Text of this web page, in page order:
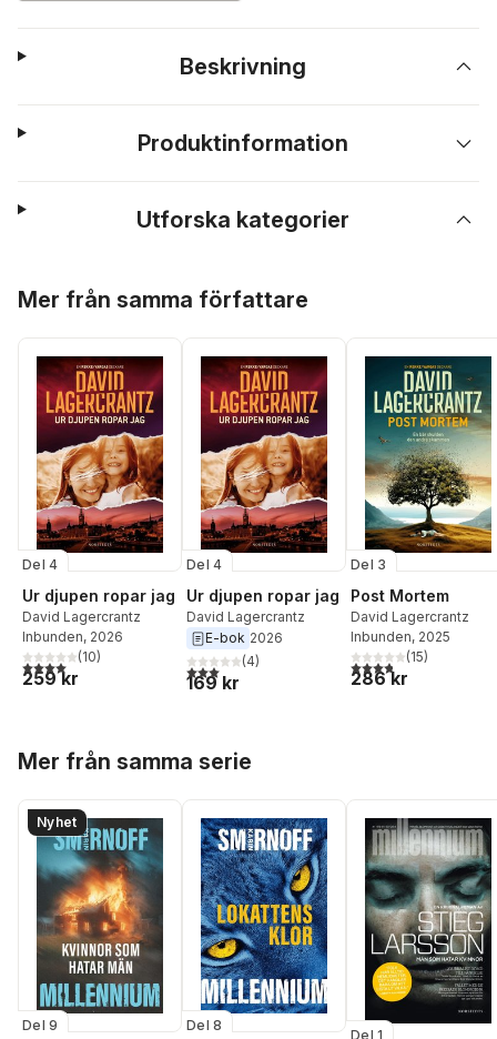
Beskrivning
Produktinformation
Utforska kategorier
Mer från samma författare
Del 4
Ur djupen ropar jag
David Lagercrantz
Inbunden, 2026
4,0utav 5 stjärnor. Totalt antal röster:
(10)
259 kr
Del 4
Ur djupen ropar jag
David Lagercrantz
E-bok 2026
3,0utav 5 stjärnor. Totalt antal röster:
(4)
169 kr
Del 3
Post Mortem
David Lagercrantz
Inbunden, 2025
3,8utav 5 stjärnor.
(15)
286 kr
Mer från samma serie
Nyhet
Del 9 Del 8
Del 1